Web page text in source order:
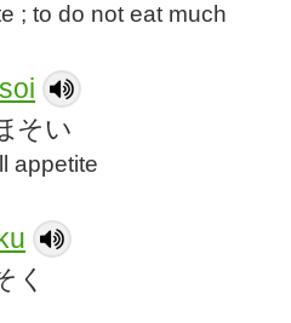
; to do not eat much
そい
appetite
く